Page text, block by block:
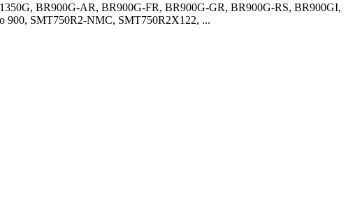
BR900G-AR, BR900G-FR, BR900G-GR, BR900G-RS, BR900GI,
SMT750R2-NMC, SMT750R2X122, ...